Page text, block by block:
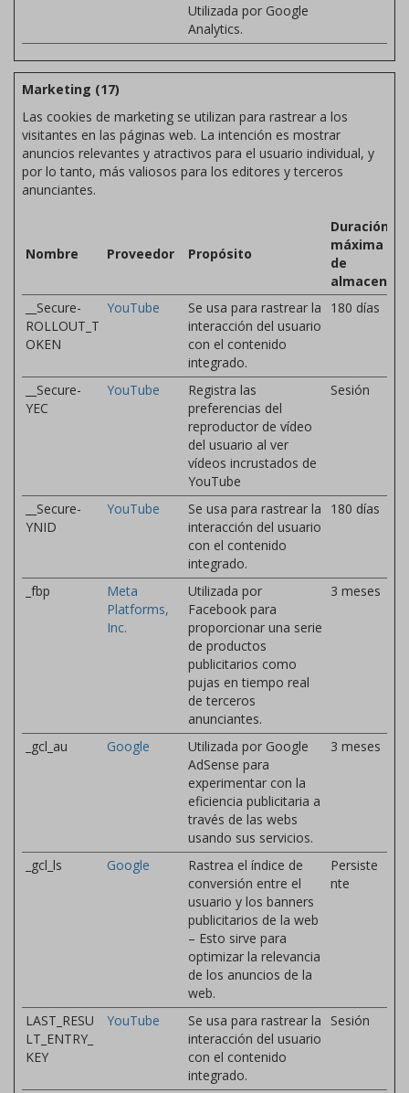
Utilizada por Google
Analytics.
Marketing (17)
Las cookies de marketing se utilizan para rastrear a los
visitantes en las páginas web. La intención es mostrar
anuncios relevantes y atractivos para el usuario individual, y
por lo tanto, más valiosos para los editores y terceros
anunciantes.
Nombre Proveedor Propósito
Duración
máxima
de
__Secure-
ROLLOUT_T
OKEN
YouTube
Se usa para rastrear la
interacción del usuario
con el contenido
integrado.
180 días
__Secure-
YEC
YouTube
Registra las
preferencias del
reproductor de vídeo
del usuario al ver
vídeos incrustados de
YouTube
Sesión
__Secure-
YNID
YouTube
Se usa para rastrear la
interacción del usuario
con el contenido
integrado.
180 días
_fbp
Meta
Platforms,
Inc.
Utilizada por
Facebook para
proporcionar una serie
de productos
publicitarios como
pujas en tiempo real
de terceros
anunciantes.
3 meses
_gcl_au Google
Utilizada por Google
AdSense para
experimentar con la
eficiencia publicitaria a
través de las webs
usando sus servicios.
3 meses
_gcl_ls Google
Rastrea el índice de
conversión entre el
usuario y los banners
publicitarios de la web
– Esto sirve para
optimizar la relevancia
de los anuncios de la
web.
Persiste
nte
LAST_RESU
LT_ENTRY_
KEY
YouTube
Se usa para rastrear la
interacción del usuario
con el contenido
integrado.
Sesión